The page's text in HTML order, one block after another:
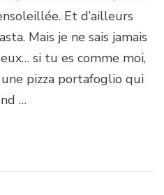
Et d’ailleurs
Mais je ne sais jamais
si tu es comme moi,
pizza portafoglio qui
…